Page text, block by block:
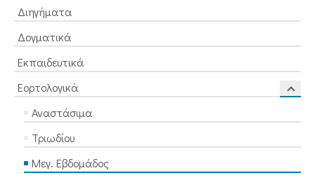
Διηγήματα
Δογματικά
Εκπαιδευτικά
Εορτολογικά
Αναστάσιμα
Τριωδίου
Μεγ. Εβδομάδος